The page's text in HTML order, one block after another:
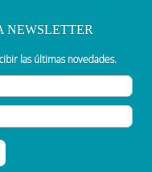
NEWSLETTER
las últimas novedades.